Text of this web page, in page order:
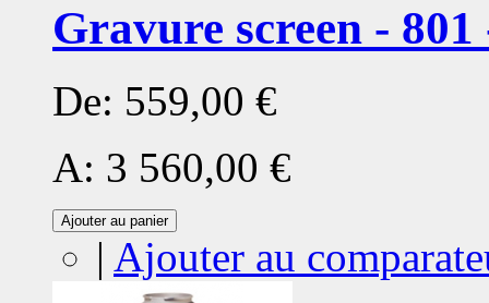
Gravure screen - 801
De: 559,00 €
A: 3 560,00 €
Ajouter au panier
| Ajouter au